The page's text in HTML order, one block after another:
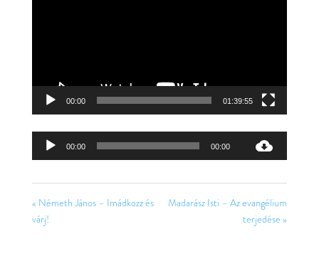
00:00 01:39:55
Audió
00:00 00:00
« Németh János – Imádkozz és
várj!
Madarász Isti – Az evangélium
terjedése »